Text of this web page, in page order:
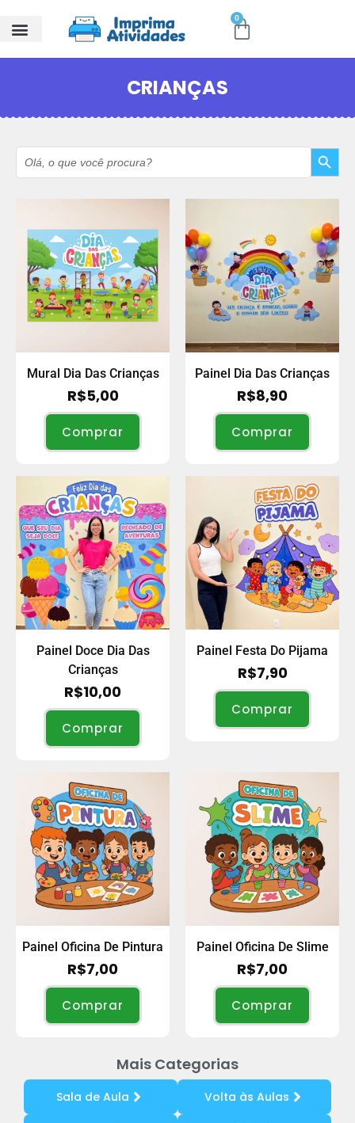
0
CRIANÇAS
Search
for:
Search Button
Mural Dia Das Crianças
R$5,00
Comprar
Painel Dia Das Crianças
R$8,90
Comprar
Painel Doce Dia Das
Crianças
R$10,00
Comprar
Painel Festa Do Pijama
R$7,90
Comprar
Painel Oficina De Pintura
R$7,00
Comprar
Painel Oficina De Slime
R$7,00
Comprar
Mais Categorias
Sala de Aula Volta às Aulas